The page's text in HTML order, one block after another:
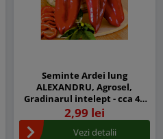
Seminte Ardei lung
ALEXANDRU, Agrosel,
Gradinarul intelept - cca 45
seminte
2,99 lei
Vezi detalii